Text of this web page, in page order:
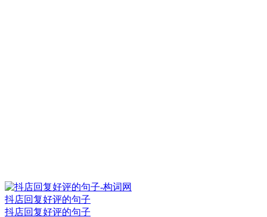
抖店回复好评的句子
抖店回复好评的句子